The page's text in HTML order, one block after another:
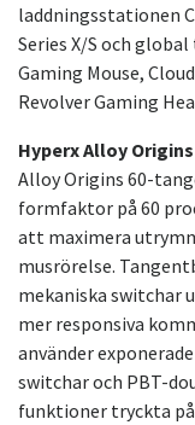
laddningsstationen
Series X/S och
Gaming Mouse,
Revolver Gaming
Hyperx Alloy
Alloy Origins 60-
formfaktor på 60
att maximera
musrörelse.
mekaniska switchar
mer responsiva
använder
switchar och PBT-
funktioner tryckta